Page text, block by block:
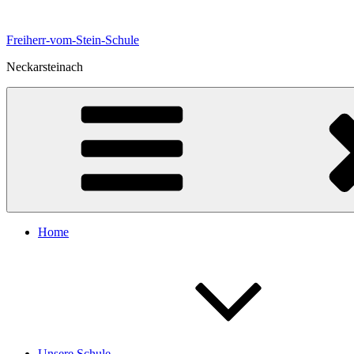
springen
Freiherr-vom-Stein-Schule
Neckarsteinach
Home